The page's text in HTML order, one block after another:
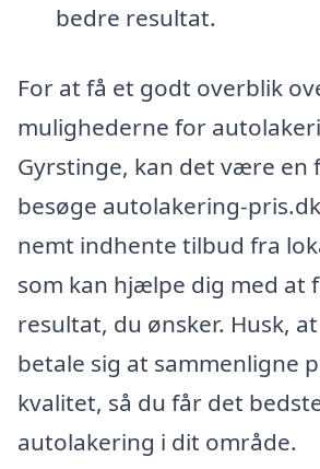
bedre resultat.
For at få et godt overblik
mulighederne for
Gyrstinge, kan det være en
besøge autolakering-
nemt indhente tilbud fra
som kan hjælpe dig med at
resultat, du ønsker. Husk,
betale sig at sammenligne
kvalitet, så du får det
autolakering i dit område.